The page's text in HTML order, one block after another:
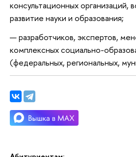
консультационных организаций,
развитие науки и образования;
разработчиков, экспертов,
комплексных социально-
(федеральных, региональных,